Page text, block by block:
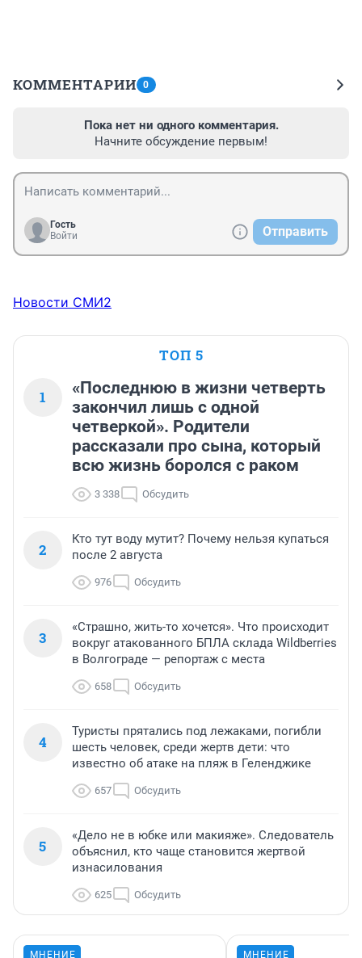
КОММЕНТАРИИ 0
Пока нет ни одного комментария.
Начните обсуждение первым!
Гость
Войти
Отправить
Новости СМИ2
ТОП 5
1
«Последнюю в жизни четверть
закончил лишь с одной
четверкой». Родители
рассказали про сына, который
всю жизнь боролся с раком
3 338 Обсудить
2
Кто тут воду мутит? Почему нельзя купаться
после 2 августа
976 Обсудить
3
«Страшно, жить-то хочется». Что происходит
вокруг атакованного БПЛА склада Wildberries
в Волгограде — репортаж с места
658 Обсудить
4
Туристы прятались под лежаками, погибли
шесть человек, среди жертв дети: что
известно об атаке на пляж в Геленджике
657 Обсудить
5
«Дело не в юбке или макияже». Следователь
объяснил, кто чаще становится жертвой
изнасилования
625 Обсудить
МНЕНИЕ МНЕНИЕ